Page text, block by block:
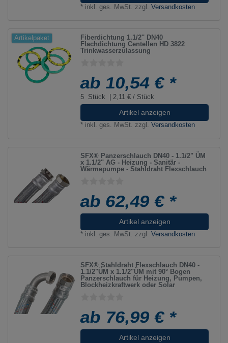
* inkl. ges. MwSt. zzgl.Versandkosten
Artikelpaket
Fiberdichtung 1.1/2'' DN40
Flachdichtung Centellen HD 3822
Trinkwasserzulassung
ab 10,54 € *
5 Stück | 2,11 € / Stück
Artikel anzeigen
* inkl. ges. MwSt. zzgl.Versandkosten
SFX® Panzerschlauch DN40 - 1.1/2" ÜM
x 1.1/2" AG - Heizung - Sanitär -
Wärmepumpe - Stahldraht Flexschlauch
ab 62,49 € *
Artikel anzeigen
* inkl. ges. MwSt. zzgl.Versandkosten
SFX® Stahldraht Flexschlauch DN40 -
1.1/2"ÜM x 1.1/2"ÜM mit 90° Bogen
Panzerschlauch für Heizung, Pumpen,
Blockheizkraftwerk oder Solar
ab 76,99 € *
Artikel anzeigen